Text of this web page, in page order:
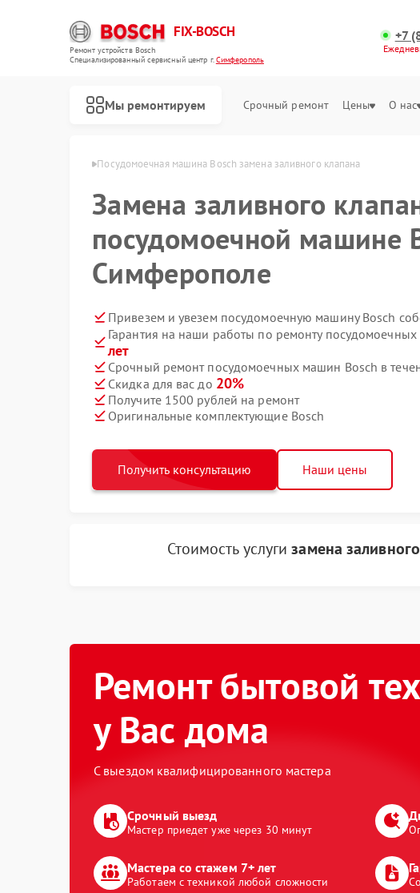
FIX-BOSCH
Ремонт устройств Bosch
Специализированный cервисный центр г.Симферополь
+7
Мы ремонтируем Срочный ремонт Цены О нас
в Симферополе Посудомоечная машина Bosch замена заливного клапана
Замена заливного
посудомоечной машине
Симферополе
Привезем и увезем посудомоечную машину Bosch
Гарантия на наши работы по ремонту
лет
Срочный ремонт посудомоечных машин Bosch в
Скидка для вас до 20%
Получите 1500 рублей на ремонт
Оригинальные комплектующие Bosch
Получить консультацию Наши цены
Стоимость услугизамена
Ремонт бытовой
у Вас дома
С выездом квалифицированного мастера
Срочный выезд
Мастер приедет уже через 30 минут
Мастера со стажем 7+ лет
Работаем с техникой любой сложности